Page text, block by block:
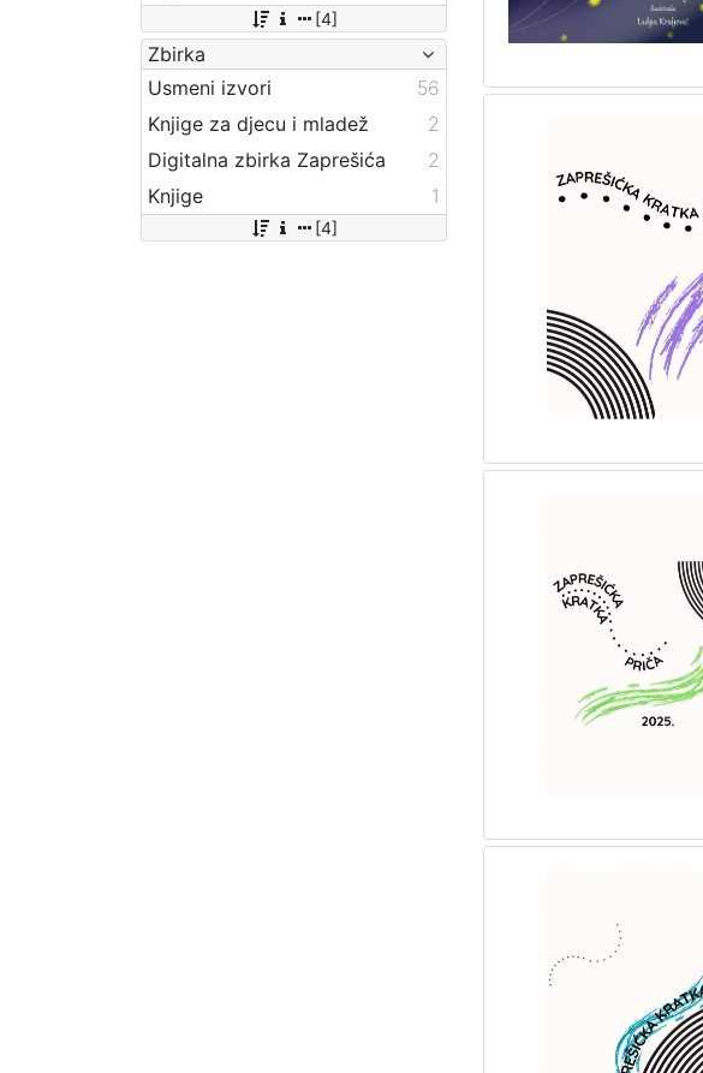
[4]
Zbirka
Usmeni izvori
56
Knjige za djecu i mladež
2
Digitalna zbirka Zaprešića
2
Knjige
1
[4]